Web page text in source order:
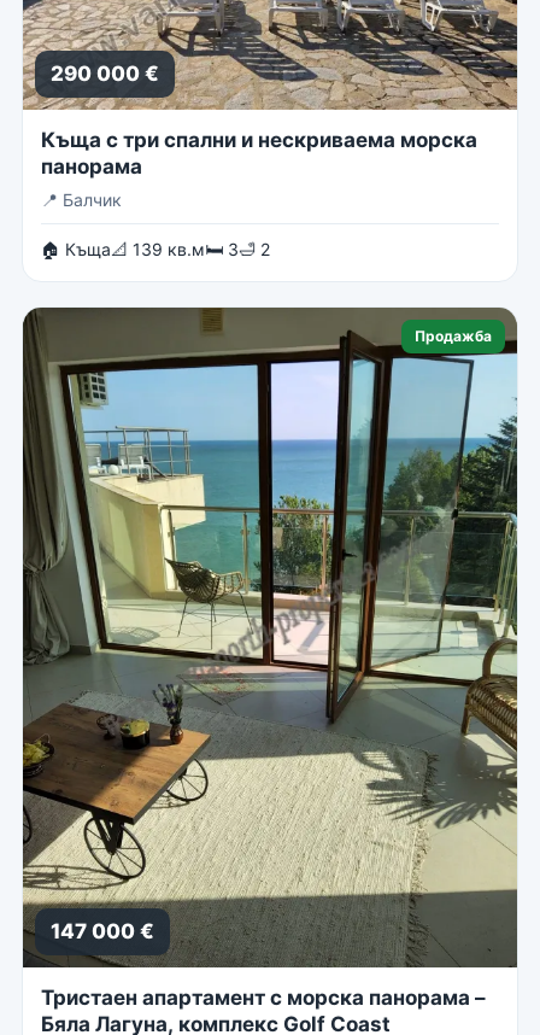
290 000 €
Къща с три спални и нескриваема морска
панорама
📍 Балчик
🏠 Къща📐 139 кв.м🛏 3🛁 2
Продажба
147 000 €
Тристаен апартамент с морска панорама –
Бяла Лагуна, комплекс Golf Coast